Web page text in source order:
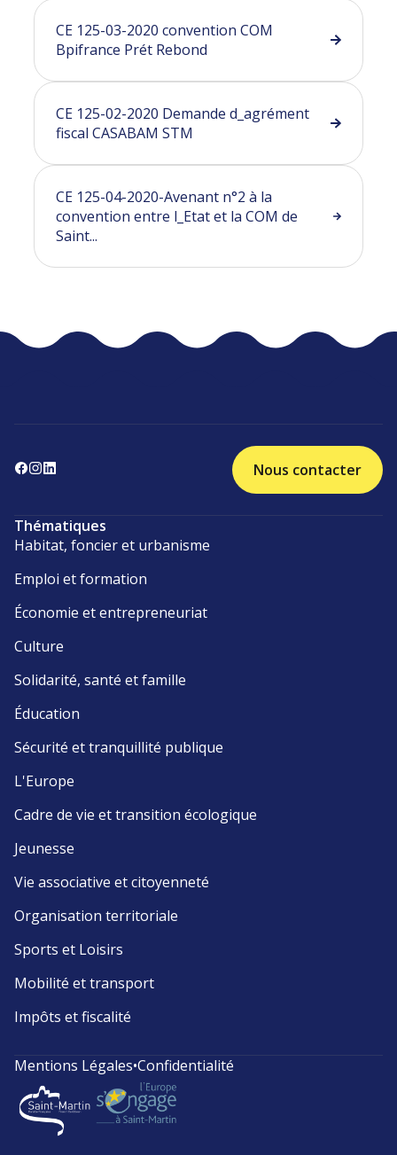
CE 125-03-2020 convention COM
Bpifrance Prét Rebond
CE 125-02-2020 Demande d_agrément
fiscal CASABAM STM
CE 125-04-2020-Avenant n°2 à la
convention entre l_Etat et la COM de
Saint...
Nous contacter
Thématiques
Habitat, foncier et urbanisme
Emploi et formation
Économie et entrepreneuriat
Culture
Solidarité, santé et famille
Éducation
Sécurité et tranquillité publique
L'Europe
Cadre de vie et transition écologique
Jeunesse
Vie associative et citoyenneté
Organisation territoriale
Sports et Loisirs
Mobilité et transport
Impôts et fiscalité
Mentions Légales•Confidentialité